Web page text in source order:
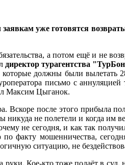
уже готовятся
а потом ещё и не
директор турагентства
должны были вылетать
письмо с аннуляцией
Максим Цыганок.
Вскоре после этого прибыла
не полетели и когда им
не сегодня, и как так
факту мошенничества,
ситуацию, не
Кое-кто тоже подаёт в суд,